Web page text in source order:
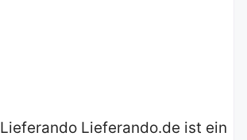
Lieferando Lieferando.de ist ein